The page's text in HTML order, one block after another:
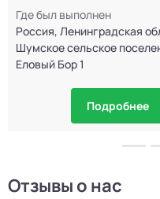
Где был выполнен
Россия, Ленинградская
Шумское сельское
Еловый Бор 1
Подробнее
Отзывы о нас